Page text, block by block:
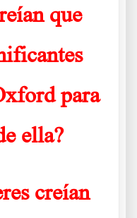
que
para
ella?
creían